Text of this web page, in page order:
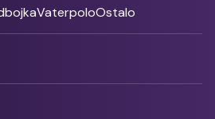
VaterpoloOstalo